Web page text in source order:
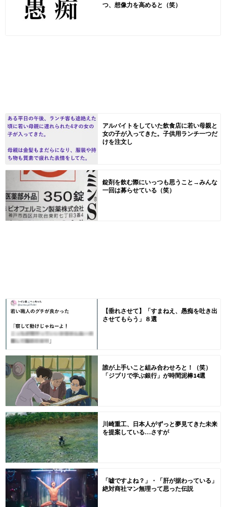
つ、想像力を高めると（笑）
アルバイトをしていた飲食店に若い母親と
女の子が入ってきた。子供用ランチ一つだ
けを注文し
錠剤を飲む際にいっつも思うこと→みんな
一回は募らせている（笑）
【垂れさせて】「すまねえ、愚痴を吐き出
させてもらう」８選
誰が上手いこと組み合わせろと！（笑）
「ジブリで学ぶ銀行」が時間泥棒14選
川崎重工、日本人がずっと夢見てきた未来
を提案している…さすが
「嘘ですよね？」・「肝が据わっている」
絶対商社マン無理って思った伝説